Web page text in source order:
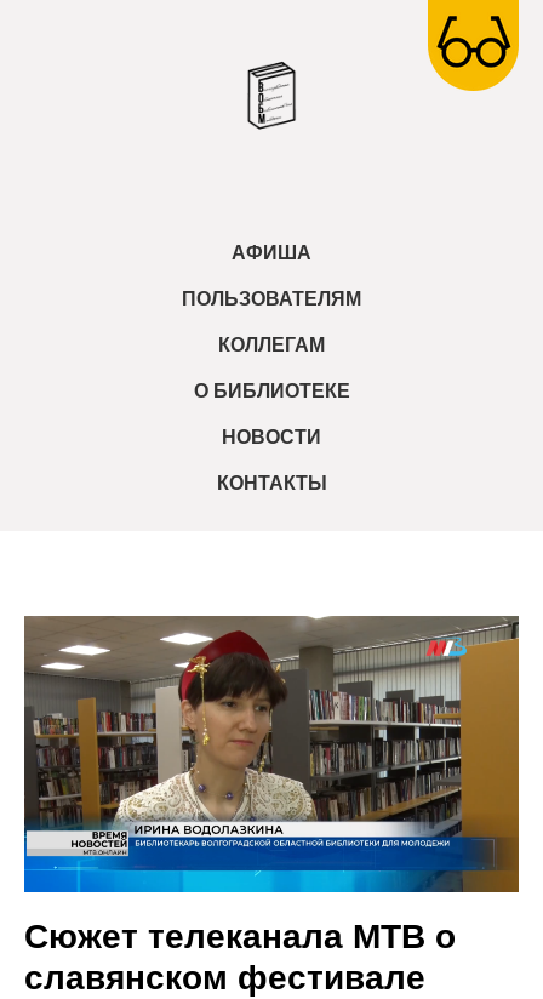
АФИША
ПОЛЬЗОВАТЕЛЯМ
КОЛЛЕГАМ
О БИБЛИОТЕКЕ
НОВОСТИ
КОНТАКТЫ
Сюжет телеканала МТВ о
славянском фестивале